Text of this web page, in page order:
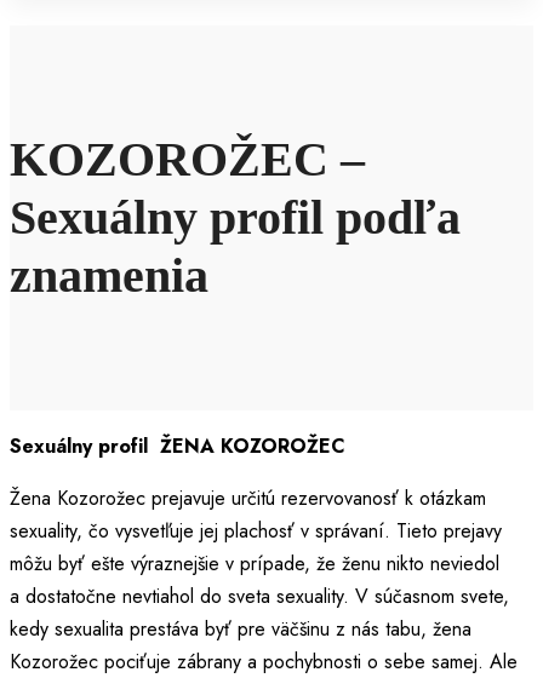
KOZOROŽEC –
Sexuálny profil podľa
znamenia
Sexuálny profil ŽENA KOZOROŽEC
Žena Kozorožec prejavuje určitú rezervovanosť k otázkam
sexuality, čo vysvetľuje jej plachosť v správaní. Tieto prejavy
môžu byť ešte výraznejšie v prípade, že ženu nikto neviedol
a dostatočne nevtiahol do sveta sexuality. V súčasnom svete,
kedy sexualita prestáva byť pre väčšinu z nás tabu, žena
Kozorožec pociťuje zábrany a pochybnosti o sebe samej. Ale